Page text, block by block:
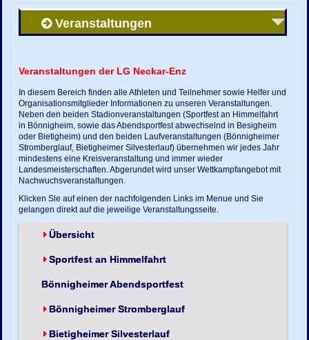
Veranstaltungen
Veranstaltungen der LG Neckar-Enz
In diesem Bereich finden alle Athleten und Teilnehmer sowie Helfer und
Organisationsmitglieder Informationen zu unseren Veranstaltungen.
Neben den beiden Stadionveranstaltungen (Sportfest an Himmelfahrt
in Bönnigheim, sowie das Abendsportfest abwechselnd in Besigheim
oder Bietigheim) und den beiden Laufveranstaltungen (Bönnigheimer
Stromberglauf, Bietigheimer Silvesterlauf) übernehmen wir jedes Jahr
mindestens eine Kreisveranstaltung und immer wieder
Landesmeisterschaften. Abgerundet wird unser Wettkampfangebot mit
Nachwuchsveranstaltungen.
Klicken Sie auf einen der nachfolgenden Links im Menue und Sie
gelangen direkt auf die jeweilige Veranstaltungsseite.
Übersicht
Sportfest an Himmelfahrt
Bönnigheimer Abendsportfest
Bönnigheimer Stromberglauf
Bietigheimer Silvesterlauf